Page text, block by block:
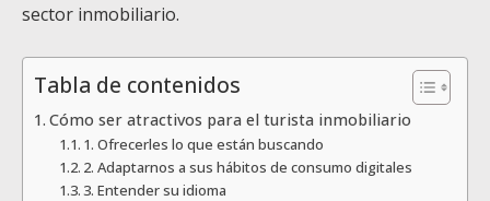
sector inmobiliario.
Tabla de contenidos
Cómo ser atractivos para el turista inmobiliario
1. Ofrecerles lo que están buscando
2. Adaptarnos a sus hábitos de consumo digitales
3. Entender su idioma